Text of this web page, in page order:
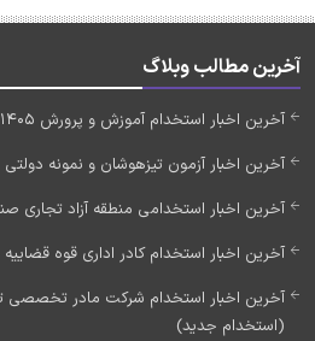
آخرین مطالب وبلاگ
آخرین اخبار استخدام آموزش و پرورش 1405 (به زودی)
آخرین اخبار آزمون تیزهوشان و نمونه دولتی
آخرین اخبار استخدامی منطقه آزاد تجاری صنعتی
آخرین اخبار استخدام کادر اداری قوه قضاییه 1405 (به زودی)
(استخدام جدید)